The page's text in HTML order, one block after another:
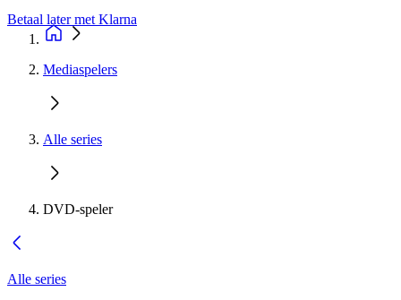
Betaal later met Klarna
Mediaspelers
Alle series
DVD-speler
Alle series